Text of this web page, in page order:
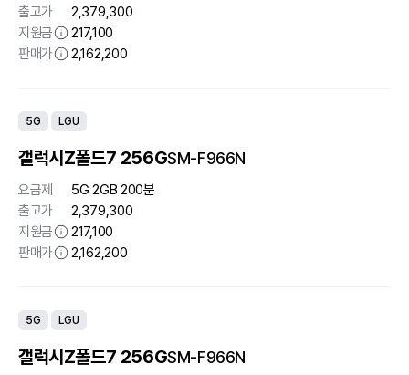
출고가
2,379,300
지원금
217,100
판매가
2,162,200
5G LGU
갤럭시Z폴드7 256GSM-F966N
요금제
5G 2GB 200분
출고가
2,379,300
지원금
217,100
판매가
2,162,200
5G LGU
갤럭시Z폴드7 256GSM-F966N